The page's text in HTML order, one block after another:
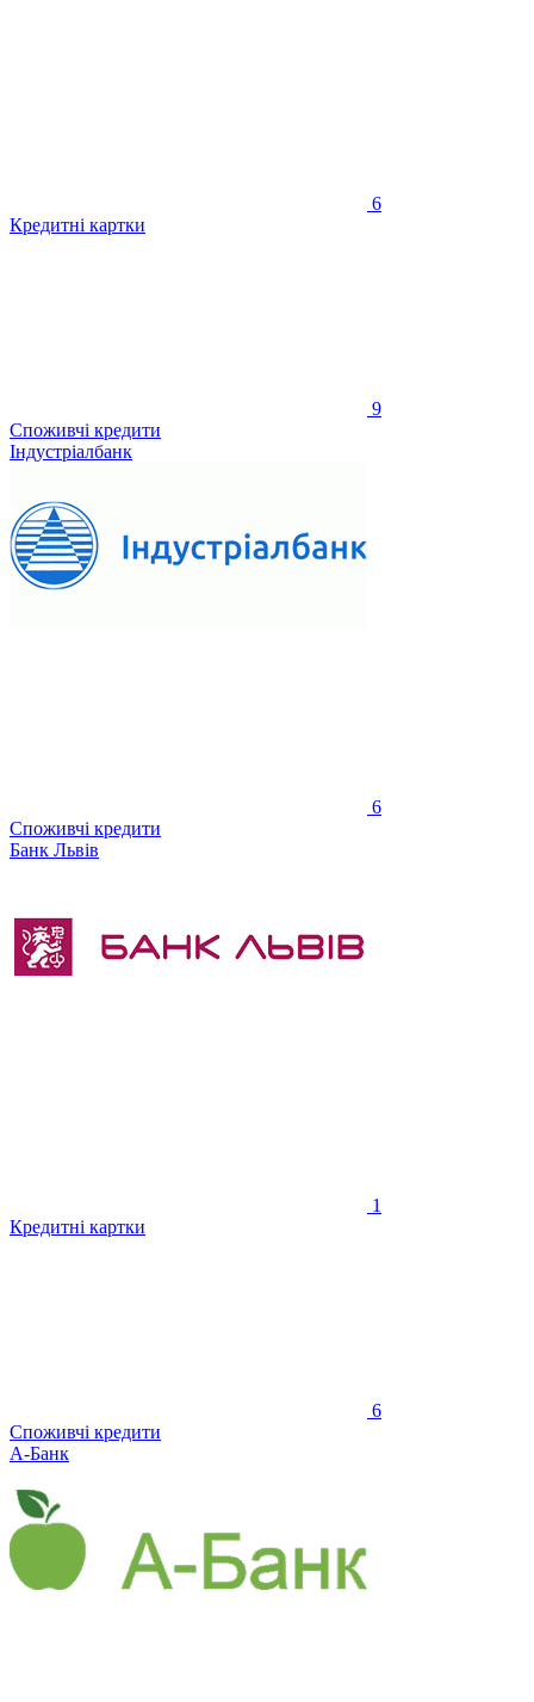
6
Кредитні картки
9
Споживчі кредити
Індустріалбанк
6
Споживчі кредити
Банк Львів
1
Кредитні картки
6
Споживчі кредити
А-Банк